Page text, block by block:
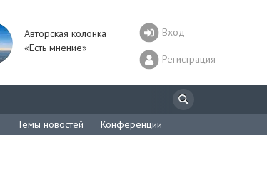
Авторская колонка
«Есть мнение»
Вход
Регистрация
Темы новостей Конференции